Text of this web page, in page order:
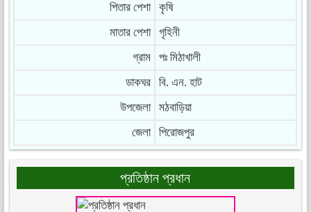
পিতার পেশা
কৃষি
মাতার পেশা
গৃহিনী
গ্রাম
পঃ মিঠাখালী
ডাকঘর
বি. এন. হাট
উপজেলা
মঠবাড়িয়া
জেলা
পিরোজপুর
প্রতিষ্ঠান প্রধান